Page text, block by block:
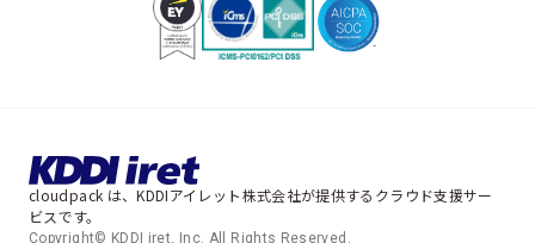
cloudpack は、KDDIアイレット株式会社が提供するクラウド支援サー
ビスです。
Copyright© KDDI iret, Inc. All Rights Reserved.